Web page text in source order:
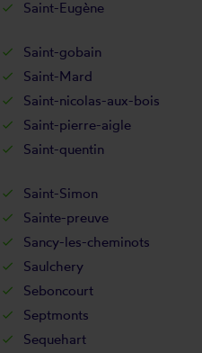
Saint-Eugène
Saint-gobain
Saint-Mard
Saint-nicolas-aux-bois
Saint-pierre-aigle
Saint-quentin
Saint-Simon
Sainte-preuve
Sancy-les-cheminots
Saulchery
Seboncourt
Septmonts
Sequehart